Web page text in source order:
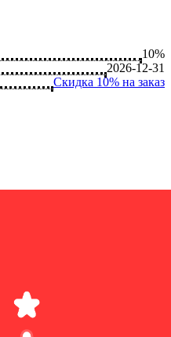
10%
2026-12-31
Скидка 10% на заказ